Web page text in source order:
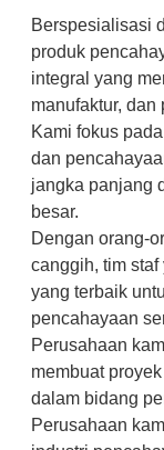
Berspesialisasi
produk
integral yang
manufaktur, dan
Kami fokus
dan
jangka panjang
besar.
Dengan orang-
canggih, tim
yang terbaik
pencahayaan
Perusahaan
membuat
dalam bidang
Perusahaan